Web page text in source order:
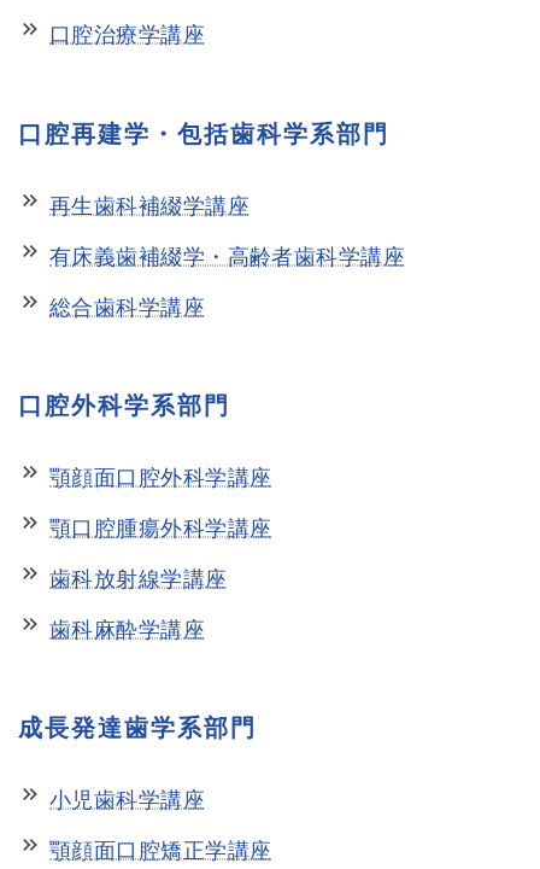
keyboard_double_arrow_right 口腔治療学講座
口腔再建学・包括歯科学系部門
keyboard_double_arrow_right 再生歯科補綴学講座
keyboard_double_arrow_right 有床義歯補綴学・高齢者歯科学講座
keyboard_double_arrow_right 総合歯科学講座
口腔外科学系部門
keyboard_double_arrow_right 顎顔面口腔外科学講座
keyboard_double_arrow_right 顎口腔腫瘍外科学講座
keyboard_double_arrow_right 歯科放射線学講座
keyboard_double_arrow_right 歯科麻酔学講座
成長発達歯学系部門
keyboard_double_arrow_right 小児歯科学講座
keyboard_double_arrow_right 顎顔面口腔矯正学講座